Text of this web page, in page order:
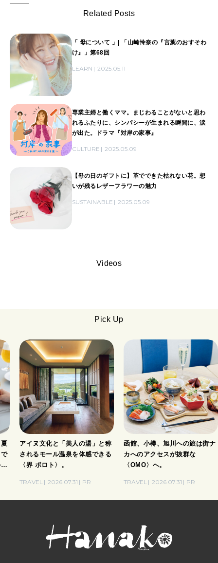
Related Posts
「 母について 」| 「山崎怜奈の『言葉のおすそわ
け』」第68回
LEARN 2025.05.11
専業主婦と働くママ。まじわることがないと思わ
れるふたりに、シンパシーが生まれる瞬間に、涙
が出た。ドラマ『対岸の家事』
CULTURE 2025.05.09
【母の日のギフトに】革でできた枯れない花。想
いが残るレザーフラワーの魅力
SUSTAINABLE 2025.05.09
Videos
Pick Up
アイヌ文化と「美人の湯」と称
されるモール温泉を体感できる
〈界 ポロト〉。
TRAVEL 2026.07.31 PR
函館、小樽、旭川への旅は街ナ
カへのアクセスが抜群な
〈OMO〉へ。
TRAVEL 2026.07.31 PR